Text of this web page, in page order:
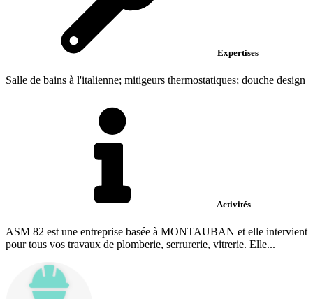
Expertises
Salle de bains à l'italienne; mitigeurs thermostatiques; douche design
Activités
ASM 82 est une entreprise basée à MONTAUBAN et elle intervient
pour tous vos travaux de plomberie, serrurerie, vitrerie. Elle...